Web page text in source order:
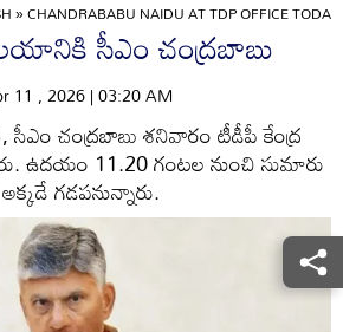
»CHANDRABABU NAIDU AT TDP OFFICE TODAY
సీఎం చంద్రబాబు
11 , 2026 | 03:20 AM
సీఎం చంద్రబాబు శనివారం టీడీపీ కేంద్ర
ఉదయం 11.20 గంటల నుంచి సుమారు
గడపనున్నారు.